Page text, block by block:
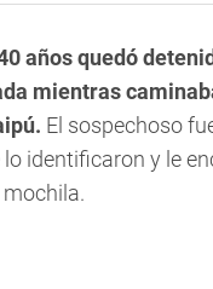
años quedó
mientras
El sospechoso
lo identificaron y le